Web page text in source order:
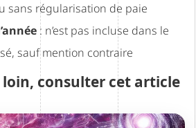
sans régularisation de paie
: n’est pas incluse dans le
sauf mention contraire
consulter cet article